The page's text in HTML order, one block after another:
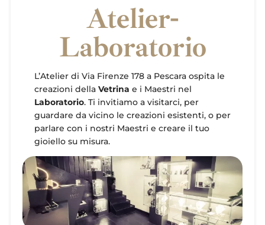
Atelier-
Laboratorio
L’Atelier di Via Firenze 178 a Pescara ospita le
creazioni della Vetrina e i Maestri nel
Laboratorio. Ti invitiamo a visitarci, per
guardare da vicino le creazioni esistenti, o per
parlare con i nostri Maestri e creare il tuo
gioiello su misura.